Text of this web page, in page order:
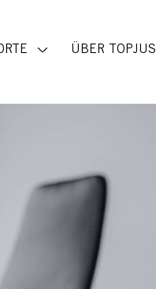
ÜBER TOPJUS